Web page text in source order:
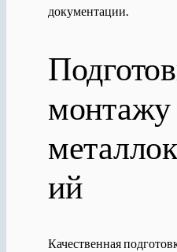
документации.
монтажу
ий
Качественная